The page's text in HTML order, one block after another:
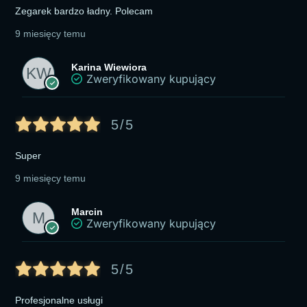
Zegarek bardzo ładny. Polecam
9 miesięcy temu
Karina Wiewiora
Zweryfikowany kupujący
5/5
Super
9 miesięcy temu
Marcin
Zweryfikowany kupujący
5/5
Profesjonalne usługi